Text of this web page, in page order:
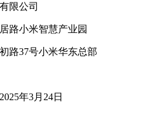
限公司
路小米智慧产业园
路37号小米华东总部
年3月24日